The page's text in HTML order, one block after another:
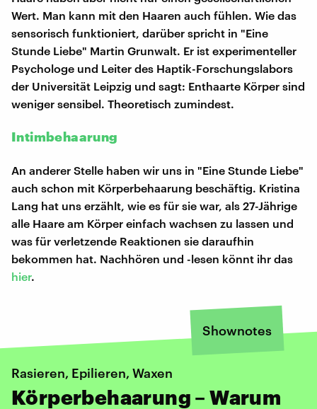
Wert. Man kann mit den Haaren auch fühlen. Wie das
sensorisch funktioniert, darüber spricht in "Eine
Stunde Liebe" Martin Grunwalt. Er ist experimenteller
Psychologe und Leiter des Haptik-Forschungslabors
der Universität Leipzig und sagt: Enthaarte Körper sind
weniger sensibel. Theoretisch zumindest.
Intimbehaarung
An anderer Stelle haben wir uns in "Eine Stunde Liebe"
auch schon mit Körperbehaarung beschäftig. Kristina
Lang hat uns erzählt, wie es für sie war, als 27-Jährige
alle Haare am Körper einfach wachsen zu lassen und
was für verletzende Reaktionen sie daraufhin
bekommen hat. Nachhören und -lesen könnt ihr das
hier.
Shownotes
Rasieren, Epilieren, Waxen
Körperbehaarung – Warum